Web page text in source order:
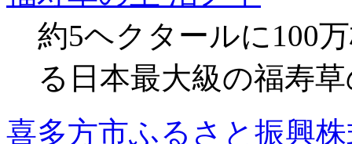
約5ヘクタールに100
る日本最大級の福寿
喜多方市ふるさと振興